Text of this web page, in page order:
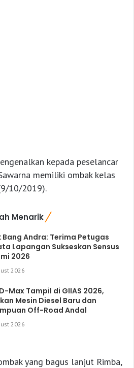
kepada peselancar
memiliki ombak kelas
10/2019).
Menarik
Bang Andra: Terima Petugas
Lapangan Sukseskan Sensus
2026
2026
Max Tampil di GIIAS 2026,
Mesin Diesel Baru dan
Off-Road Andal
2026
yang bagus lanjut Rimba,